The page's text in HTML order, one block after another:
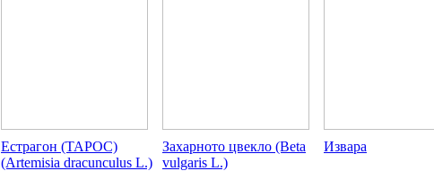
Естрагон (ТАРОС)
(Artemisia dracunculus L.)
Захарното цвекло (Beta
vulgaris L.)
Извара